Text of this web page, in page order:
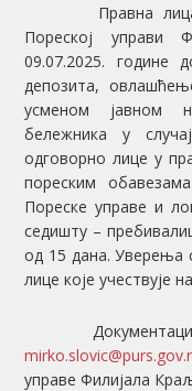
Правна лица и
Пореској управи
09.07.2025. године
депозита,
усменом јавном
бележника у
одговорно лице у
пореским
Пореске управе и
седишту –
од 15 дана. Уверења
лице које учествује
Документација
управе Филијала